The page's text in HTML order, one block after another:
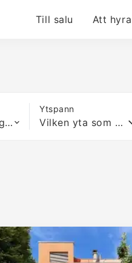
Till salu Att hyra
Vilket antal sängar som helst
Ytspann
Vilken yta som helst